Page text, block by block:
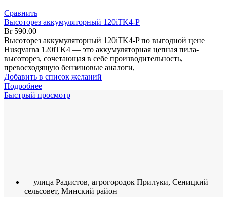
Сравнить
Высоторез аккумуляторный 120iTK4-P
Br590.00
Высоторез аккумуляторный 120iTK4-P по выгодной цене
Husqvarna 120iTK4 — это аккумуляторная цепная пила-
высоторез, сочетающая в себе производительность,
превосходящую бензиновые аналоги,
Добавить в список желаний
Подробнее
Быстрый просмотр
улица Радистов, агрогородок Прилуки, Сеницкий
сельсовет, Минский район